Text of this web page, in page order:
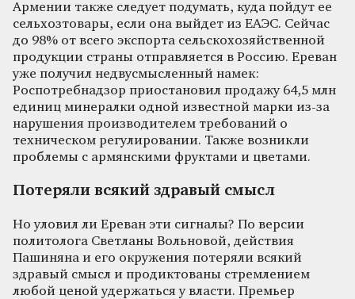
Армении также следует подумать, куда пойдут ее
сельхозтовары, если она выйдет из ЕАЭС. Сейчас
до 98% от всего экспорта сельскохозяйственной
продукции страны отправляется в Россию. Ереван
уже получил недвусмысленный намек:
Роспотребнадзор приостановил продажу 64,5 млн
единиц минералки одной известной марки из-за
нарушения производителем требований о
техническом регулировании. Также возникли
проблемы с армянскими фруктами и цветами.
Потеряли всякий здравый смысл
Но уловил ли Ереван эти сигналы? По версии
политолога Светланы Вольновой, действия
Пашиняна и его окружения потеряли всякий
здравый смысл и продиктованы стремлением
любой ценой удержаться у власти. Премьер